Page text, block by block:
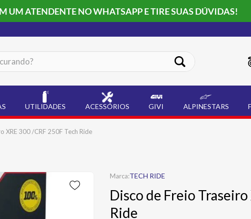
UM ATENDENTE NO WHATSAPP E TIRE SUAS DÚVIDAS!
UTILIDADES ACESSÓRIOS GIVI ALPINESTARS
XRE 300 /CRF 250F Tech Ride
TECH RIDE
Disco de Freio
Ride